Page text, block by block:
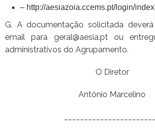
– http://aesiazoia.ccems.pt/login/
G. A documentação solicitada
email para geral@aesia.pt ou
administrativos do Agrupamento.
O Diretor
António Marcelino